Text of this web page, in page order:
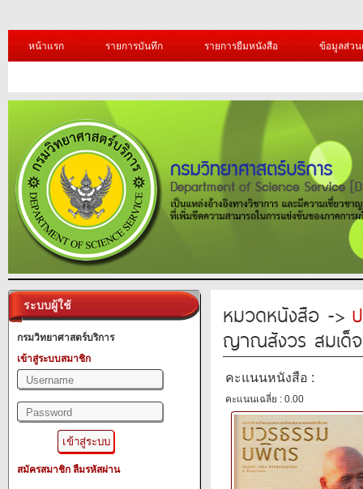
หน้าแรก รายการบันทึก รายการยืมหนังสือ ข้อมูลส่ว
ระบบผู้ใช้
กรมวิทยาศาสตร์บริการ
เข้าสู่ระบบสมาชิก
สมัครสมาชิก ลืมรหัสผ่าน
หมวดหนังสือ ->
ญาณสังวร สมเด็
คะแนนหนังสือ :
คะแนนเฉลี่ย : 0.00